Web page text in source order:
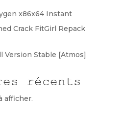
x86x64 Instant
Crack FitGirl Repack
Version Stable [Atmos]
récents
afficher.